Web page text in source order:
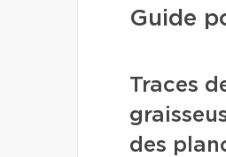
Guide
Traces
des